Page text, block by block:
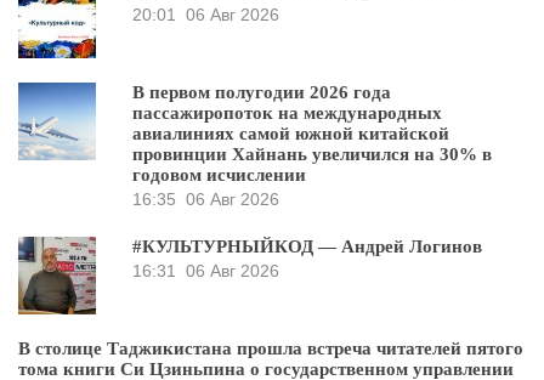
20:01
06 Авг 2026
В первом полугодии 2026 года
пассажиропоток на международных
авиалиниях самой южной китайской
провинции Хайнань увеличился на 30% в
годовом исчислении
16:35 06 Авг 2026
#КУЛЬТУРНЫЙКОД — Андрей Логинов
16:31
06 Авг 2026
В столице Таджикистана прошла встреча читателей пятого
тома книги Си Цзиньпина о государственном управлении